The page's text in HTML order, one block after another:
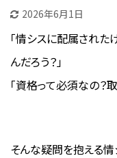
2026年6月1日
「情シスに配属され
んだろう？」
「資格って必須なの？
そんな疑問を抱える情